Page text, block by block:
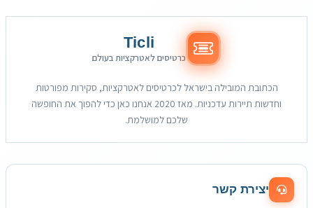
Ticli
כרטיסים לאטרקציות בעולם
הכתובת המובילה בישראל לכרטיסים לאטרקציות, סקירות מפורטות
וחדשות תיירות עדכניות. מאז 2020 אנחנו כאן כדי להפוך את החופשה
שלכם למושלמת.
יצירת קשר